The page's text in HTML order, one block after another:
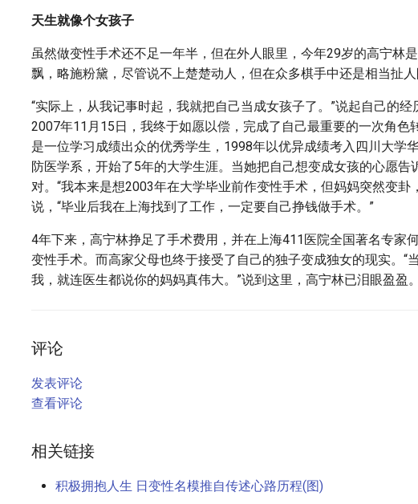
天生就像个女孩子
虽然做变性手术还不足一年半，但在外人眼里，今年29岁的高宁林
飘，略施粉黛，尽管说不上楚楚动人，但在众多棋手中还是相当扯人
“实际上，从我记事时起，我就把自己当成女孩子了。”说起自己的经
2007年11月15日，我终于如愿以偿，完成了自己最重要的一次角色
是一位学习成绩出众的优秀学生，1998年以优异成绩考入四川大学
防医学系，开始了5年的大学生涯。当她把自己想变成女孩的心愿告
对。“我本来是想2003年在大学毕业前作变性手术，但妈妈突然变卦
说，“毕业后我在上海找到了工作，一定要自己挣钱做手术。”
4年下来，高宁林挣足了手术费用，并在上海411医院全国著名专家
变性手术。而高家父母也终于接受了自己的独子变成独女的现实。“
我，就连医生都说你的妈妈真伟大。”说到这里，高宁林已泪眼盈盈。
评论
发表评论
查看评论
相关链接
积极拥抱人生 日变性名模推自传述心路历程(图)